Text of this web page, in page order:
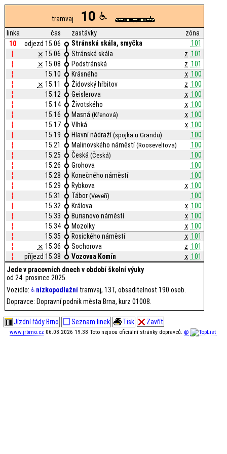
tramvaj 10
linka čas zastávky
zóna
10
odjezd 15.06 Stránská skála, smyčka
101
¦
⨯ 15.06 Stránská skála z 101
¦
⨯ 15.08 Podstránská z 101
¦
15.10 Krásného x 100
¦
⨯ 15.11 Židovský hřbitov z 100
¦
15.12 Geislerova x 100
¦
15.14 Životského x 100
¦
15.16 Masná(Křenová) x 100
¦
15.17 Vlhká x 100
¦
15.19 Hlavní nádraží(spojka u Grandu)
100
¦
15.21 Malinovského náměstí(Rooseveltova)
100
¦
15.25 Česká(Česká)
100
¦
15.26 Grohova
100
¦
15.28 Konečného náměstí
100
¦
15.29 Rybkova x 100
¦
15.31 Tábor(Veveří)
100
¦
15.32 Králova x 100
¦
15.33 Burianovo náměstí x 100
¦
15.34 Mozolky x 100
¦
15.35 Rosického náměstí x 101
¦
⨯ 15.36 Sochorova z 101
¦
příjezd 15.38 Vozovna Komín x 101
Jede v pracovních dnech v období školní výuky
od 24. prosince 2025.
Vozidlo: nízkopodlažnítramvaj, 13T, obsaditelnost 190 osob.
Dopravce: Dopravní podnik města Brna, kurz 01008.
Jízdní řády Brno Seznam linek Tisk Zavřít
www.jrbrno.cz 06.08.2026 19.38 Toto nejsou oficiální stránky dopravců. @